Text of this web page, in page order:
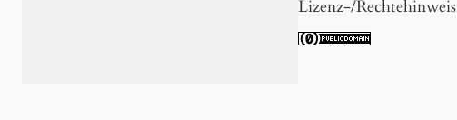
Lizenz-/Rechtehinweis